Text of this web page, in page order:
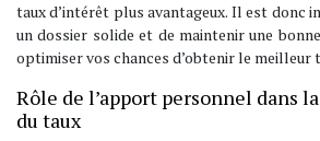
taux d’intérêt plus avantageux. Il est donc
un dossier solide et de maintenir une
optimiser vos chances d’obtenir le meilleur
Rôle de l’apport personnel dans
du taux